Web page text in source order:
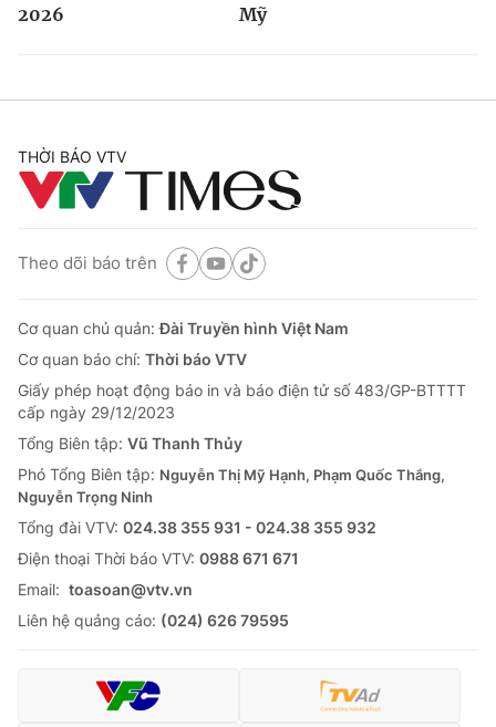
2026
Mỹ
THỜI BÁO VTV
Theo dõi báo trên
Cơ quan chủ quản:Đài Truyền hình Việt Nam
Cơ quan báo chí: Thời báo VTV
Giấy phép hoạt động báo in và báo điện tử số 483/GP-BTTTT
cấp ngày 29/12/2023
Tổng Biên tập: Vũ Thanh Thủy
Phó Tổng Biên tập: Nguyễn Thị Mỹ Hạnh, Phạm Quốc Thắng,
Nguyễn Trọng Ninh
Tổng đài VTV: 024.38 355 931 - 024.38 355 932
Ðiện thoại Thời báo VTV: 0988 671 671
Email: toasoan@vtv.vn
Liên hệ quảng cáo: (024) 626 79595